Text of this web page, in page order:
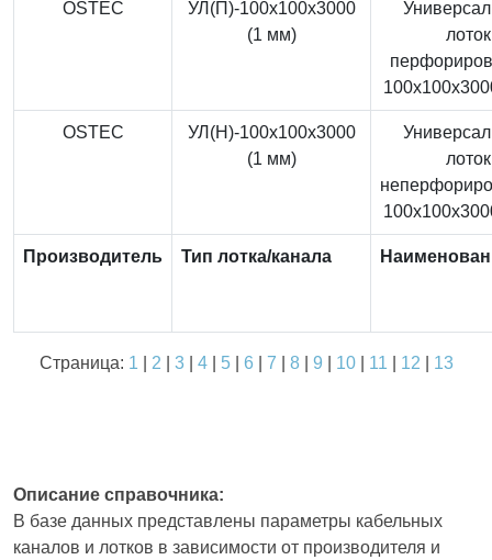
OSTEC
УЛ(П)-100x100x3000
(1 мм)
лоток
OSTEC
УЛ(Н)-100x100x3000
(1 мм)
лоток
Производитель Тип лотка/канала
Страница: 1 2 3| 4| 5| 6 7 8| 9 10| 11 12 13
Описание справочника:
В базе данных представлены параметры кабельных
каналов и лотков в зависимости от производителя и